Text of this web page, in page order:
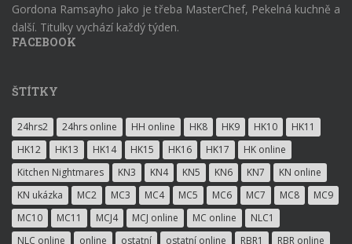
Gordona Ramsayho jako je třeba MasterChef, Pekelná kuchně a
další. Titulky vychází každý týden.
FACEBOOK
ŠTÍTKY
24hrs2 24hrs online HH online HK8 HK9 HK10
HK11
HK12
HK13 HK14 HK15 HK16 HK17
HK online
Kitchen Nightmares
KN3 KN4 KN5 KN6 KN7
KN online
KN ukázka
MC2 MC3 MC4 MC5 MC6 MC7 MC8
MC9
MC10
MC11 MCJ4 MCJ online MC online
NLC1
NLC online
online ostatní ostatní online RBR1 RBR online